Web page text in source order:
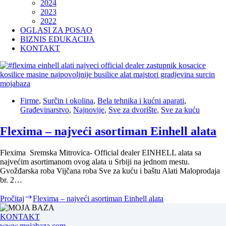
2024
2023
2022
OGLASI ZA POSAO
BIZNIS EDUKACIJA
KONTAKT
Firme, Surčin i okolina, Bela tehnika i kućni aparati,
Građevinarstvo, Najnovije, Sve za dvorište, Sve za kuću
Flexima – najveći asortiman Einhell alata
Flexima Sremska Mitrovica- Official dealer EINHELL alata sa
najvećim asortimanom ovog alata u Srbiji na jednom mestu.
Gvožđarska roba Vijčana roba Sve za kuću i baštu Alati Maloprodaja
br. 2…
Pročitaj Flexima – najveći asortiman Einhell alata
KONTAKT